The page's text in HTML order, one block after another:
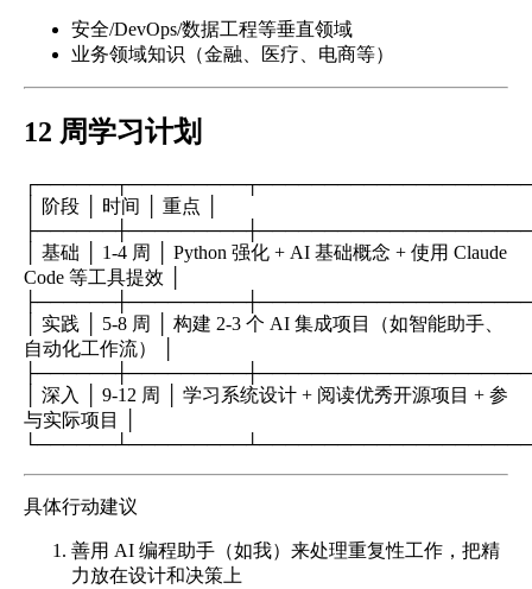
安全/DevOps/数据工程等垂直领域
业务领域知识（金融、医疗、电商等）
12 周学习计划
│ 阶段 │ 时间 │ 重点 │
│ 基础 │ 1-4 周 │ Python 强化 + AI 基础概念 + 使用 Claude
Code 等工具提效 │
│ 实践 │ 5-8 周 │ 构建 2-3 个 AI 集成项目（如智能助手、
自动化工作流） │
│ 深入 │ 9-12 周 │ 学习系统设计 + 阅读优秀开源项目 + 参
与实际项目 │
具体行动建议
善用 AI 编程助手（如我）来处理重复性工作，把精
力放在设计和决策上